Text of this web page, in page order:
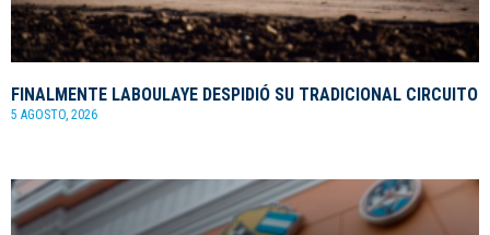
FINALMENTE LABOULAYE DESPIDIÓ SU TRADICIONAL CIRCUITO
5 AGOSTO, 2026